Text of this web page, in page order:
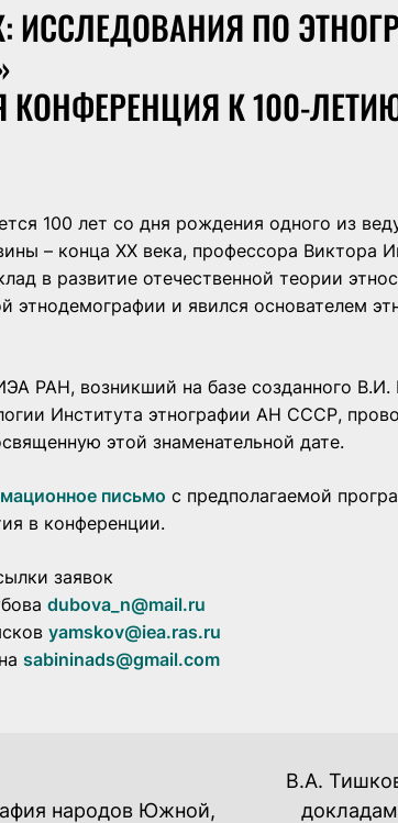
ИССЛЕДОВАНИЯ ПО
КОНФЕРЕНЦИЯ К 100-
100 лет со дня рождения одного из
– конца XX века, профессора Виктора
в развитие отечественной теории
этнодемографии и явился основателем
РАН, возникший на базе созданного В.И.
Института этнографии АН СССР,
этой знаменательной дате.
письмо с предполагаемой
в конференции.
заявок
dubova_n@mail.ru
yamskov@iea.ras.ru
sabininads@gmail.com
народов Южной,
В.А.